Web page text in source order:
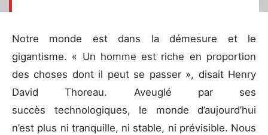
Notre monde est dans la démesure et le
gigantisme. « Un homme est riche en proportion
des choses dont il peut se passer », disait Henry
David Thoreau. Aveuglé par ses
succès technologiques, le monde d’aujourd’hui
n’est plus ni tranquille, ni stable, ni prévisible. Nous